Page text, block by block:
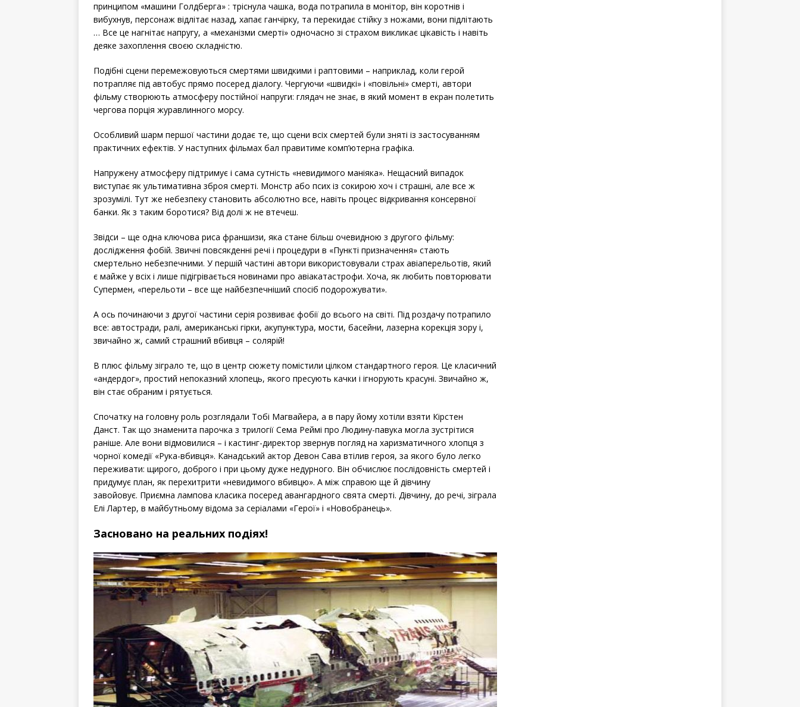
принципом «машини Голдберга» : тріснула чашка, вода потрапила в монітор, він коротнів і
вибухнув, персонаж відлітає назад, хапає ганчірку, та перекидає стійку з ножами, вони підлітають
… Все це нагнітає напругу, а «механізми смерті» одночасно зі страхом викликає цікавість і навіть
деяке захоплення своєю складністю.
Подібні сцени перемежовуються смертями швидкими і раптовими – наприклад, коли герой
потрапляє під автобус прямо посеред діалогу. Чергуючи «швидкі» і «повільні» смерті, автори
фільму створюють атмосферу постійної напруги: глядач не знає, в який момент в екран полетить
чергова порція журавлинного морсу.
Особливий шарм першої частини додає те, що сцени всіх смертей були зняті із застосуванням
практичних ефектів. У наступних фільмах бал правитиме комп’ютерна графіка.
Напружену атмосферу підтримує і сама сутність «невидимого маніяка». Нещасний випадок
виступає як ультимативна зброя смерті. Монстр або псих із сокирою хоч і страшні, але все ж
зрозумілі. Тут же небезпеку становить абсолютно все, навіть процес відкривання консервної
банки. Як з таким боротися? Від долі ж не втечеш.
Звідси – ще одна ключова риса франшизи, яка стане більш очевидною з другого фільму:
дослідження фобій. Звичні повсякденні речі і процедури в «Пункті призначення» стають
смертельно небезпечними. У першій частині автори використовували страх авіаперельотів, який
є майже у всіх і лише підігрівається новинами про авіакатастрофи. Хоча, як любить повторювати
Супермен, «перельоти – все ще найбезпечніший спосіб подорожувати».
А ось починаючи з другої частини серія розвиває фобії до всього на світі. Під роздачу потрапило
все: автостради, ралі, американські гірки, акупунктура, мости, басейни, лазерна корекція зору і,
звичайно ж, самий страшний вбивця – солярій!
В плюс фільму зіграло те, що в центр сюжету помістили цілком стандартного героя. Це класичний
«андердог», простий непоказний хлопець, якого пресують качки і ігнорують красуні. Звичайно ж,
він стає обраним і рятується.
Спочатку на головну роль розглядали Тобі Магвайера, а в пару йому хотіли взяти Кірстен
Данст. Так що знаменита парочка з трилогії Сема Реймі про Людину-павука могла зустрітися
раніше. Але вони відмовилися – і кастинг-директор звернув погляд на харизматичного хлопця з
чорної комедії «Рука-вбивця». Канадський актор Девон Сава втілив героя, за якого було легко
переживати: щирого, доброго і при цьому дуже недурного. Він обчислює послідовність смертей і
придумує план, як перехитрити «невидимого вбивцю». А між справою ще й дівчину
завойовує. Приємна лампова класика посеред авангардного свята смерті. Дівчину, до речі, зіграла
Елі Лартер, в майбутньому відома за серіалами «Герої» і «Новобранець».
Засновано на реальних подіях!